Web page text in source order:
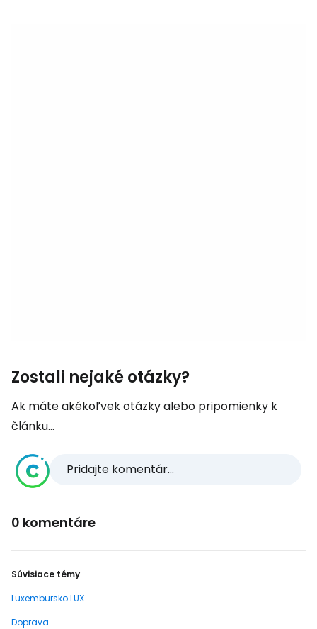
Zostali nejaké otázky?
Ak máte akékoľvek otázky alebo pripomienky k
článku...
Pridajte komentár...
0 komentáre
Súvisiace témy
Luxembursko LUX
Doprava